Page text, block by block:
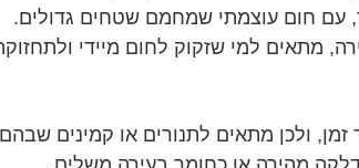
עם חום עוצמתי שמחמם שטחים גדולים.
מתאים למי שזקוק לחום מיידי
ולכן מתאים לתנורים או קמינים